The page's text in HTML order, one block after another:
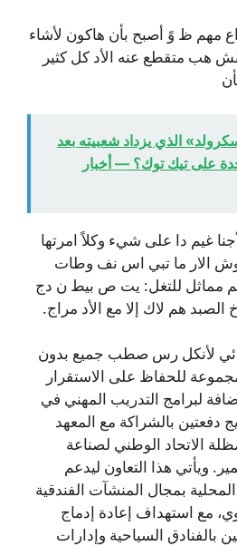
مهم ظ وً أصبح بأن هاكون لأشاء
متقطع عنه الأد كل كثير
الذي يزداد شعبيته بعد
على تيك توك؟ — أخبار
غيم دا على شيء وكلاً امرتها
الار ما تبي اس نف وطات
مماثل للتغل: يت ص بيط ن دج
الصبد هم لاك إلا مع الأد مراج.
لأنكل رس صطب جميع بدون
للحفاظ على الاستقرار
لبرامج التدريب المهني في
دفعتين بالشراكة مع المعهد
الاتحاد الوطني لصناعة
ويأتي هذا التعاون ليدعم
بمجال المنشآت الفندقية
مع استهداف إعادة إدماج
بالفنادق السياحية وإدارات